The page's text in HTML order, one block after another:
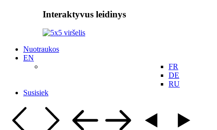
Interaktyvus leidinys
Nuotraukos
EN
FR
DE
RU
Susisiek